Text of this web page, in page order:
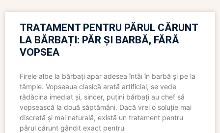
TRATAMENT PENTRU PĂRUL CĂRUNT
LA BĂRBAȚI: PĂR ȘI BARBĂ, FĂRĂ
VOPSEA
Firele albe la bărbați apar adesea întâi în barbă și pe la
tâmple. Vopseaua clasică arată artificial, se vede
rădăcina imediat și, sincer, puțini bărbați au chef să
vopsească la două săptămâni. Dacă vrei o soluție mai
discretă și mai naturală, există un tratament pentru
părul cărunt gândit exact pentru